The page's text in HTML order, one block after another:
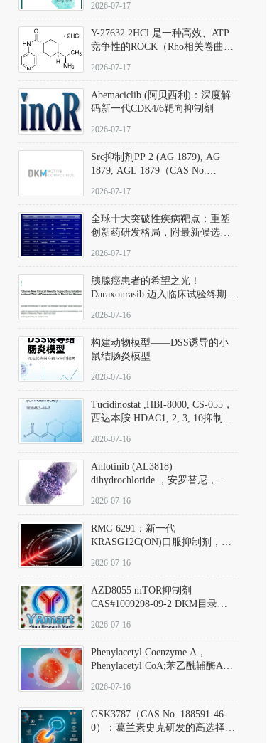
向KRAS/NRAS/HRAS的广谱RAS
2026-07-17
Y-27632 2HCl 是一种高效、ATP
竞争性的ROCK（Rho相关卷曲螺
同等抑制ROCK1与ROCK2；其通
过精准嵌入激酶的ATP结合位点
发挥抑制作用，对ROCK1和
ROCK2的解离常数（Ki）分别为
140 nM和300 nM；在众多丝氨酸/
中，其靶向ROCK的选择性超过
200倍，凸显出优异的分子特异
2026-07-17
Abemaciclib (阿贝西利)：深度解
码新一代CDK4/6靶向抑制剂
2026-07-17
Src抑制剂PP 2 (AG 1879), AG
1879, AGL 1879（CAS No.
应用指南
2026-07-17
全球十大突破性疾病靶点：重塑
创新药研发格局，附最新候选分
2026-07-17
胰腺癌患者的希望之光！
Daraxonrasib 迈入临床试验终期阶
2026-07-16
构建动物模型——DSS诱导的小
鼠结肠炎模型
2026-07-16
Tucidinostat ,HBI-8000, CS-055，
西达本胺 HDAC1, 2, 3, 10抑制剂
D808567) - DKM活性分子
2026-07-16
Anlotinib (AL3818)
dihydrochloride ，安罗替尼，
Hydrochloride实验方法步骤SOP
2026-07-16
RMC-6291：新一代
KRASG12C(ON)口服抑制剂，
(Elironrasib)CAS#2641998-63-0
2026-07-16
AZD8055 mTOR抑制剂
CAS#1009298-09-2 DKM目录号
激酶抑制剂的深度剖析
2026-07-16
Phenylacetyl Coenzyme A，
Phenylacetyl CoA;苯乙酰辅酶A
2026-07-16
GSK3787（CAS No. 188591-46-
0）：葛兰素史克研发的高选择